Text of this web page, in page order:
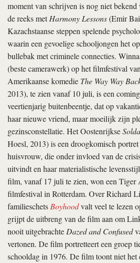
moment van schrijven is nog niet
de reeks metHarmony Lessons(Emir
Kazachstaanse steppen spelende
waarin een gevoelige schooljongen het
bullebak met criminele connecties.
(beste camerawerk) op het filmfestival
Amerikaanse komedie The Way Way
2013), te zien vanaf 10 juli, is een
veertienjarig buitenbeentje, dat op
haar nieuwe vriend, maar moeilijk zijn
gezinsconstellatie. Het Oostenrijkse
Hoesl, 2013) is een droogkomisch portret
huisvrouw, die onder invloed van de
uitvindt en haar materialistische
film, vanaf 17 juli te zien, won een Tiger
filmfestival in Rotterdam. Over Richard
familieschetsBoyhoodvalt veel te lezen
grijpt de uitbreng van de film aan om
nooit uitgebrachteDazed and Confused
vertonen. De film portretteert een groep
schooldag in 1976. De film toont niet